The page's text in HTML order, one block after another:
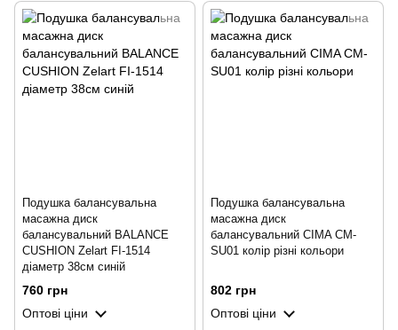
Подушка балансувальна
масажна диск
балансувальний BALANCE
CUSHION Zelart FI-1514
діаметр 38см синій
760 грн
Оптові ціни
Подушка балансувальна
масажна диск
балансувальний CIMA CM-
SU01 колір різні кольори
802 грн
Оптові ціни